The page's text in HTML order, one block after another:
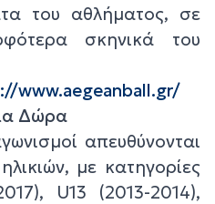
του αθλήματος, σε
σκηνικά του
://www.aegeanball.gr/
Δώρα
απευθύνονται
με κατηγορίες
U13 (2013-2014),